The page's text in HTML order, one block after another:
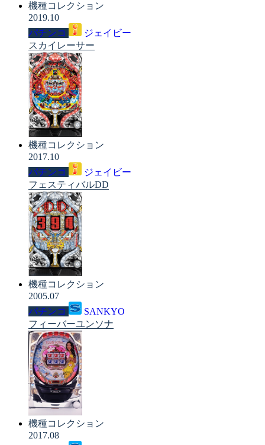
機種コレクション
2019.10
パチンコ
ジェイビー
スカイレーサー
機種コレクション
2017.10
パチンコ
ジェイビー
フェスティバルDD
機種コレクション
2005.07
パチンコ
SANKYO
フィーバーユンソナ
機種コレクション
2017.08